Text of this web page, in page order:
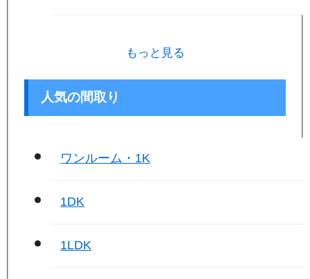
もっと見る
人気の間取り
ワンルーム・1K
1DK
1LDK